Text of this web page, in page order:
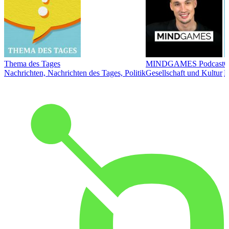
Thema des Tages
Nachrichten, Nachrichten des Tages, Politik
MINDGAMES Podcast
Gesellschaft und Kultur